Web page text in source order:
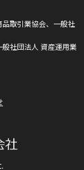
取引業協会、一般社
社団法人 資産運用業